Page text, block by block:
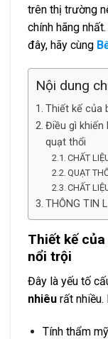
trên thị trường
chính hãng
đây, hãy cùng
Nội dung
Thiết kế của
Điều gì khiến
quạt thổi
CHẤT
QUẠT
CHẤT
THÔNG TIN
Thiết kế
nổi trội
Đây là yếu tố
nhiêu rất nhiều.
Tính thẩm